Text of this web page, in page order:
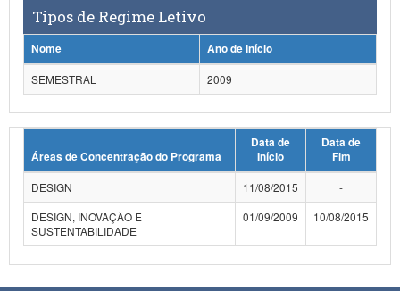
Secretaria de Governo
Gabinete de Segurança Institucional
Banco Central do Brasil
Planalto
Tipos de Regime Letivo
Nome
Ano de Início
SEMESTRAL
2009
Áreas de Concentração do Programa
Data de
Início
Data de
Fim
DESIGN
11/08/2015
-
DESIGN, INOVAÇÃO E
SUSTENTABILIDADE
01/09/2009 10/08/2015